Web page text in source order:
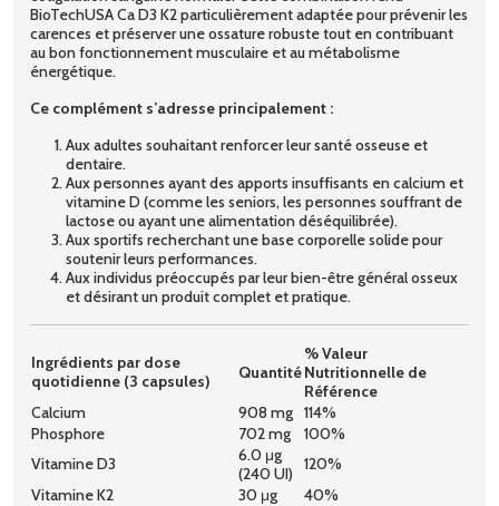
BioTechUSA Ca D3 K2 particulièrement adaptée pour prévenir les
carences et préserver une ossature robuste tout en contribuant
au bon fonctionnement musculaire et au métabolisme
énergétique.
Ce complément s’adresse principalement :
Aux adultes souhaitant renforcer leur santé osseuse et
dentaire.
Aux personnes ayant des apports insuffisants en calcium et
vitamine D (comme les seniors, les personnes souffrant de
lactose ou ayant une alimentation déséquilibrée).
Aux sportifs recherchant une base corporelle solide pour
soutenir leurs performances.
Aux individus préoccupés par leur bien-être général osseux
et désirant un produit complet et pratique.
Ingrédients par dose
quotidienne (3 capsules)
Quantité
% Valeur
Nutritionnelle de
Référence
Calcium
908 mg 114%
Phosphore
702 mg
100%
Vitamine D3
6.0 μg
(240 UI) 120%
Vitamine K2
30 μg 40%